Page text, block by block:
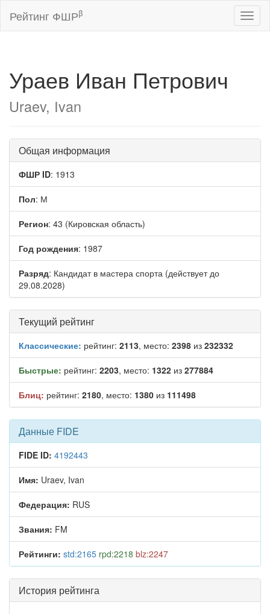
Рейтинг ФШРβ
Ураев Иван Петрович
Uraev, Ivan
Общая информация
ФШР ID: 1913
Пол: М
Регион: 43 (Кировская область)
Год рождения: 1987
Разряд: Кандидат в мастера спорта (действует до
29.08.2028)
Текущий рейтинг
Классические: рейтинг: 2113, место: 2398 из 232332
Быстрые: рейтинг: 2203, место: 1322 из 277884
Блиц: рейтинг: 2180, место: 1380 из 111498
Данные FIDE
FIDE ID: 4192443
Имя: Uraev, Ivan
Федерация: RUS
Звания: FM
Рейтинги: std:2165 rpd:2218 blz:2247
История рейтинга